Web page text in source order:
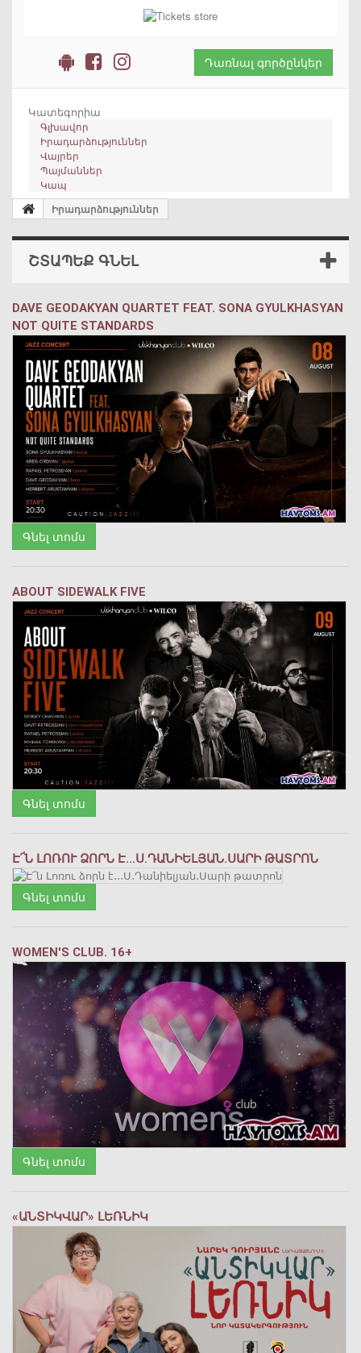
Դառնալ գործընկեր
Կատեգորիա
Գլխավոր
Իրադարձություններ
Վայրեր
Պայմաններ
Կապ
Իրադարձություններ
ՇՏԱՊԵՔ ԳՆԵԼ
DAVE GEODAKYAN QUARTET FEAT. SONA GYULKHASYAN
NOT QUITE STANDARDS
Գնել տոմս
ABOUT SIDEWALK FIVE
Գնել տոմս
Է՜Ն ԼՈՌՈՒ ՁՈՐՆ Է․․․Ս․ԴԱՆԻԵԼՅԱՆ․ՍԱՐԻ ԹԱՏՐՈՆ
Գնել տոմս
WOMEN'S CLUB. 16+
Գնել տոմս
«ԱՆՏԻԿՎԱՐ» ԼԵՌՆԻԿ